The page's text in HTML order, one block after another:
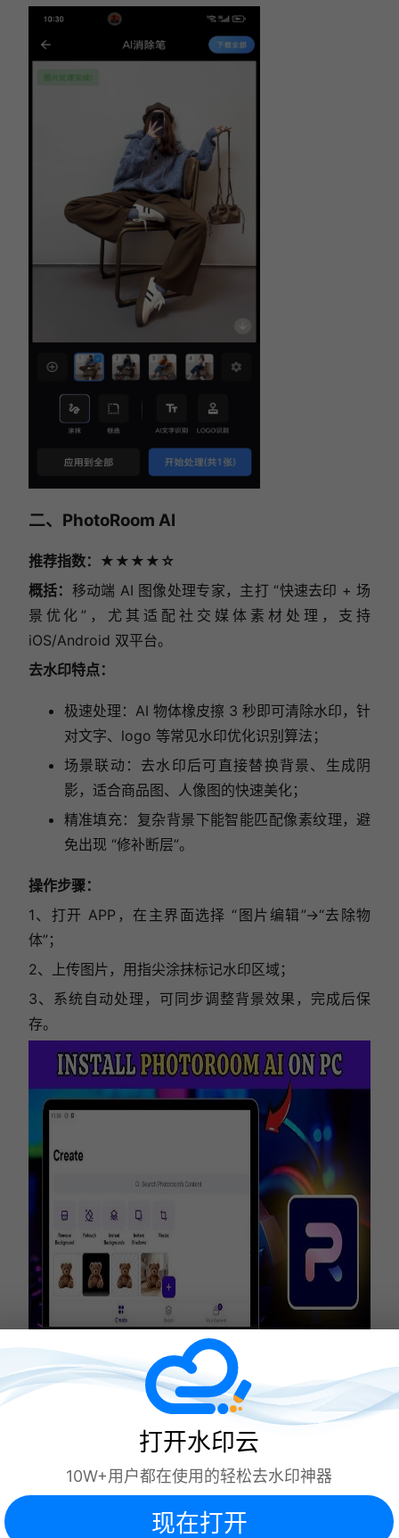
二、PhotoRoom AI
推荐指数：★★★★☆
概括： 移动端 AI 图像处理专家，主打 “快速去印 + 场
景优化”，尤其适配社交媒体素材处理，支持
iOS/Android 双平台。
去水印特点：
极速处理：AI 物体橡皮擦 3 秒即可清除水印，针
对文字、logo 等常见水印优化识别算法；
场景联动：去水印后可直接替换背景、生成阴
影，适合商品图、人像图的快速美化；
精准填充：复杂背景下能智能匹配像素纹理，避
免出现 “修补断层”。
操作步骤：
1、打开 APP，在主界面选择 “图片编辑”→“去除物
体”；
2、上传图片，用指尖涂抹标记水印区域；
3、系统自动处理，可同步调整背景效果，完成后保
存。
三、FotorTool
“去水印 + 全维编辑” 一体化工具，手机端支持
多格式处理，内置海量滤镜与素材，适合需二次创作的
用户。
打开水印云
10W+用户都在使用的轻松去水印神器
现在打开